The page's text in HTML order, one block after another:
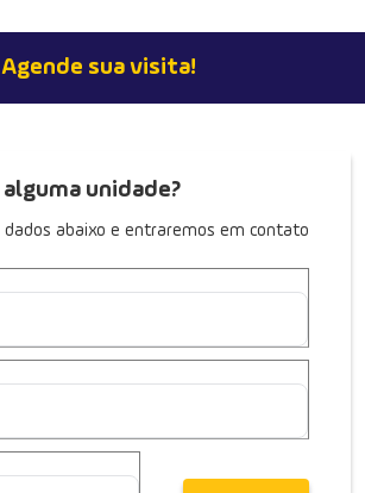
Agende sua visita!
unidade?
dados abaixo e entraremos em contato